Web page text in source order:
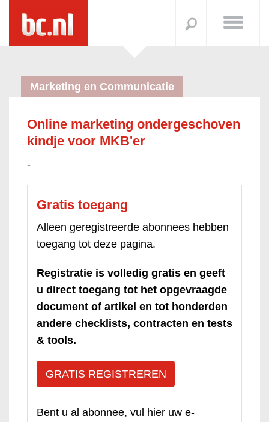
Marketing en Communicatie
Online marketing ondergeschoven
kindje voor MKB'er
-
Gratis toegang
Alleen geregistreerde abonnees hebben
toegang tot deze pagina.
Registratie is volledig gratis en geeft
u direct toegang tot het opgevraagde
document of artikel en tot honderden
andere checklists, contracten en tests
& tools.
GRATIS REGISTREREN
Bent u al abonnee, vul hier uw e-